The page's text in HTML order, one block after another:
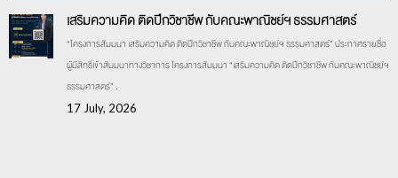
เสริมความคิด ติดปีกวิชาชีพ กับคณะพาณิชย์ฯ ธรรมศาสตร์
“โครงการสัมมนา เสริมความคิด ติดปีกวิชาชีพ กับคณะพาณิชย์ฯ ธรรมศาสตร์” ประกาศรายชื่อ
ผู้มีสิทธิ์เข้าสัมมนาทางวิชาการ โครงการสัมมนา “เสริมความคิด ติดปีกวิชาชีพ กับคณะพาณิชย์ฯ
ธรรมศาสตร์” .
17 July, 2026